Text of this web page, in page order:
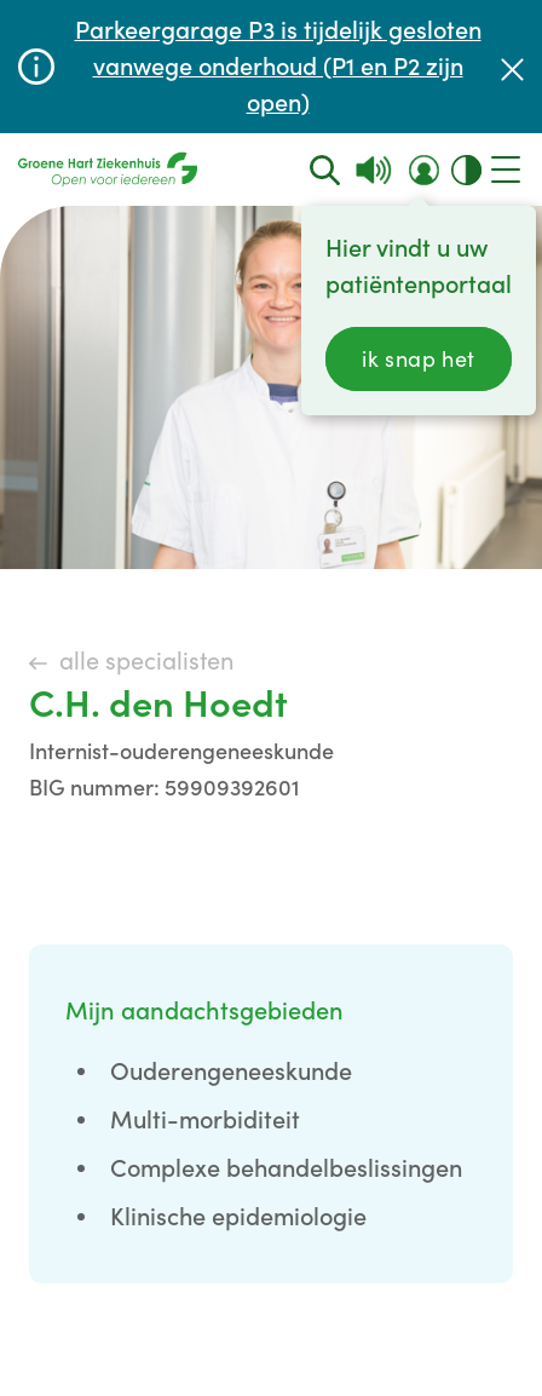
Parkeergarage P3 is tijdelijk gesloten
vanwege onderhoud (P1 en P2 zijn
open)
Hier vindt u uw
patiëntenportaal
ik snap het
Wachttijden
alle specialisten
C.H. den Hoedt
Internist-ouderengeneeskunde
BIG nummer: 59909392601
Mijn aandachtsgebieden
Ouderengeneeskunde
Multi-morbiditeit
Complexe behandelbeslissingen
Klinische epidemiologie